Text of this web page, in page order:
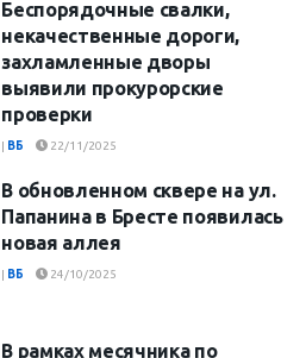
Беспорядочные свалки,
некачественные дороги,
захламленные дворы
выявили прокурорские
проверки
| ВБ 22/11/2025
В обновленном сквере на ул.
Папанина в Бресте появилась
новая аллея
| ВБ 24/10/2025
В рамках месячника по